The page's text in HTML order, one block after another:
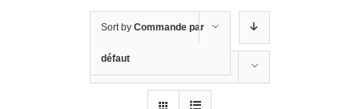
Sort by Commande par
défaut